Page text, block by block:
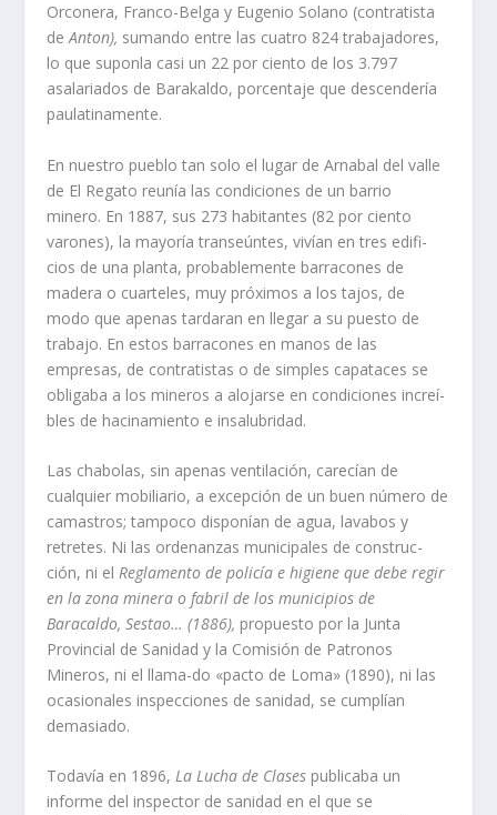
Orconera, Franco-Belga y Eugenio Solano (contratista
deAnton), sumando entre las cuatro 824 trabajadores,
lo que suponla casi un 22 por ciento de los 3.797
asalariados de Barakaldo, porcentaje que descenderí­a
paulatinamente.
En nuestro pueblo tan solo el lugar de Arnabal del valle
de El Regato reuní­a las condiciones de un barrio
minero. En 1887, sus 273 habitantes (82 por ciento
varones), la mayorí­a transeúntes, viví­an en tres edifi­
cios de una planta, probablemente barra­cones de
madera o cuarteles, muy próxi­mos a los tajos, de
modo que apenas tarda­ran en llegar a su puesto de
trabajo. En estos barracones en manos de las
empresas, de contratistas o de simples capataces se
obligaba a los mineros a alojarse en condi­ciones increí­
bles de hacinamiento e insalu­bridad.
Las chabolas, sin apenas ventilación, carecí­an de
cualquier mobiliario, a excep­ción de un buen número de
camastros; tam­poco disponí­an de agua, lavabos y
retretes. Ni las ordenanzas municipales de construc­
ción, ni elReglamento de policí­a e higiene que debe regir
en la zona minera o fabril de los muni­cipios de
Baracaldo, Sestao… (1886), propuesto por la Junta
Provincial de Sanidad y la Comisión de Patronos
Mineros, ni el llama-do «pacto de Loma» (1890), ni las
ocasiona­les inspecciones de sanidad, se cumplí­an
demasiado.
Todaví­a en 1896,La Lucha de Clases publi­caba un
informe del inspector de sanidad en el que se